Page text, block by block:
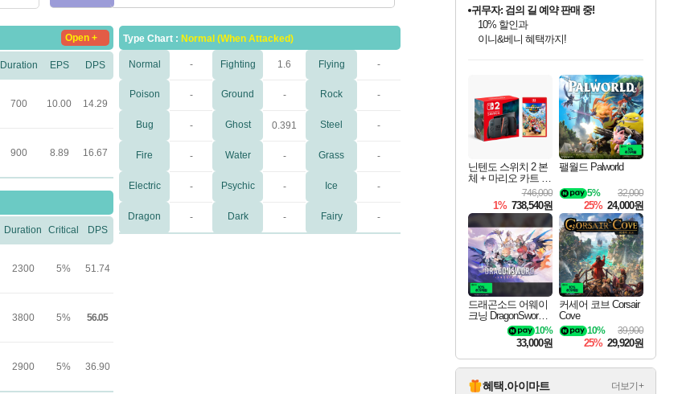
Open +
Duration EPS DPS
700 10.00 14.29
900 8.89 16.67
Duration Critical DPS
2300 5% 51.74
3800 5% 56.05
2900 5% 36.90
Type Chart : Normal (When Attacked)
Normal - Fighting 1.6 Flying -
Poison - Ground - Rock -
Bug - Ghost 0.391 Steel -
Fire - Water - Grass -
Electric - Psychic - Ice -
Dragon - Dark - Fairy -
최대 90% 할인가를 만나보세요!
네이버혜택과 함께 만나보세요!
50%할인&추가 적립까지!
귀무자: 검의 길 예약 판매 중!
10% 할인과
이니&베니 혜택까지!
네이버 혜택가와 함께 예약하세요!
할인&네이버혜택으로 만나보세요!
네이버페이 혜택과 만나보세요!
40주년 프로모션으로 만나보세요!
네이버 포인트 혜택까지!
할인가에 만나보세요!
일부 에디션 상시 할인!
혜택으로 예약 판매 중
편안하게 충전하세요
닌텐도 스위치 2 본
체 + 마리오 카트 월
746,000
1% 738,540원
팰월드 Palworld
32,000
5%
25% 24,000원
드래곤소드 어웨이
크닝 DragonSword A
10%
33,000원
커세어 코브 Corsair
Cove
39,900
10%
25% 29,920원
혜택.아이마트 더보기+